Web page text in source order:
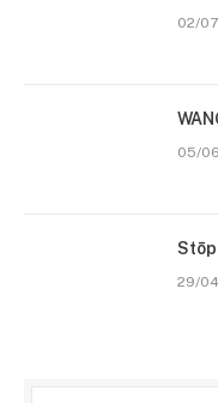
02/
05/
Stōp
29/